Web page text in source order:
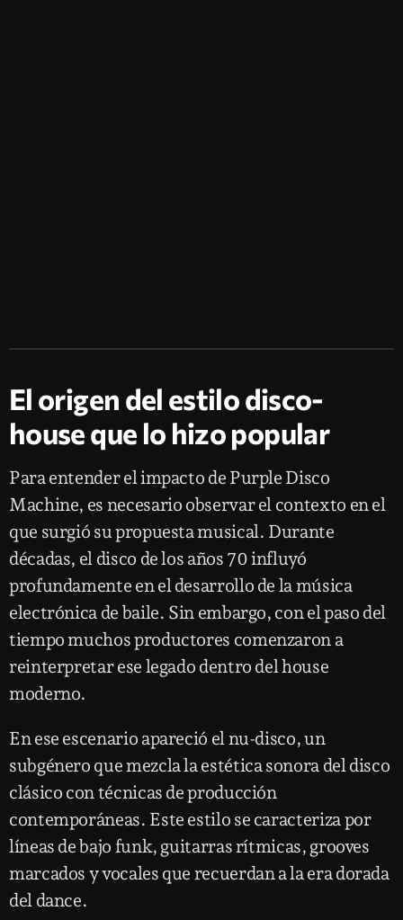
El origen del estilo disco-
house que lo hizo popular
Para entender el impacto de Purple Disco
Machine, es necesario observar el contexto en el
que surgió su propuesta musical. Durante
décadas, el disco de los años 70 influyó
profundamente en el desarrollo de la música
electrónica de baile. Sin embargo, con el paso del
tiempo muchos productores comenzaron a
reinterpretar ese legado dentro del house
moderno.
En ese escenario apareció el nu-disco, un
subgénero que mezcla la estética sonora del disco
clásico con técnicas de producción
contemporáneas. Este estilo se caracteriza por
líneas de bajo funk, guitarras rítmicas, grooves
marcados y vocales que recuerdan a la era dorada
del dance.